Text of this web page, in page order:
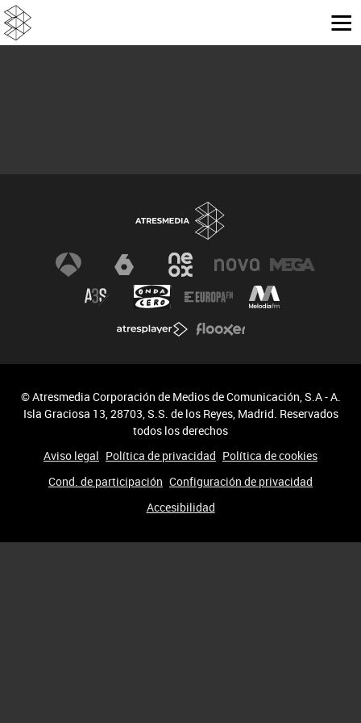
© Atresmedia Corporación de Medios de Comunicación, S.A - A.
Isla Graciosa 13, 28703, S.S. de los Reyes, Madrid. Reservados
todos los derechos
Aviso legal Política de privacidad Política de cookies
Cond. de participación Configuración de privacidad
Accesibilidad